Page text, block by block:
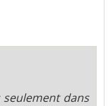
dans